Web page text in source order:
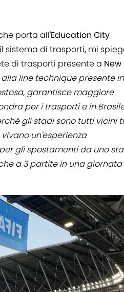
porta all'Education City
sistema di trasporti, mi
di trasporti presente a New
line technique presente in
garantisce maggiore
per i trasporti e in
gli stadi sono tutti vicini
un'esperienza
gli spostamenti da uno
a 3 partite in una giornata